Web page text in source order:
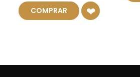
COMPRAR